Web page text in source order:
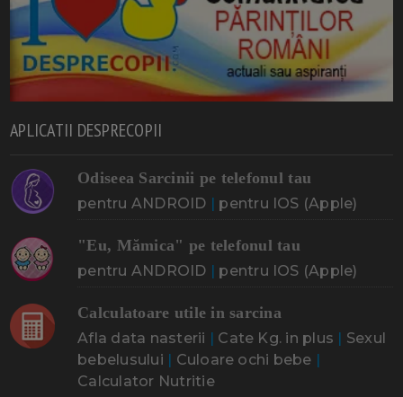
APLICATII DESPRECOPII
Odiseea Sarcinii pe telefonul tau
pentru ANDROID | pentru IOS (Apple)
"Eu, Mămica" pe telefonul tau
pentru ANDROID | pentru IOS (Apple)
Calculatoare utile in sarcina
Afla data nasterii | Cate Kg. in plus | Sexul
bebelusului | Culoare ochi bebe |
Calculator Nutritie